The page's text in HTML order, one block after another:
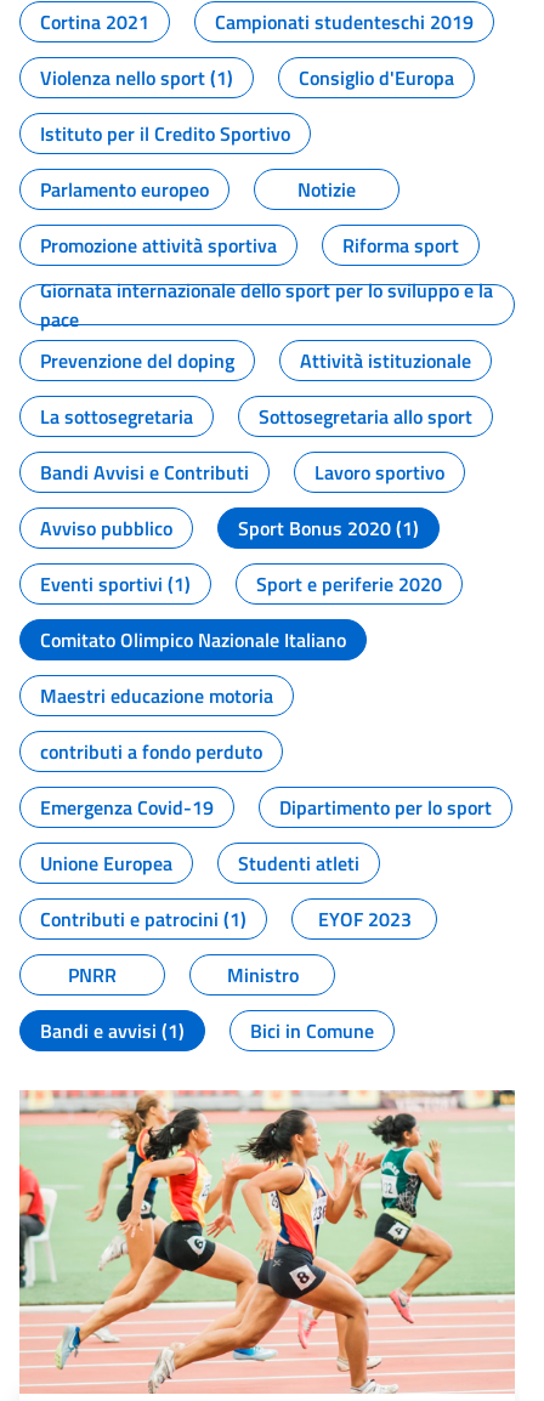
Cortina 2021
Campionati studenteschi 2019
Violenza nello sport (1)
Consiglio d'Europa
Istituto per il Credito Sportivo
Parlamento europeo
Notizie
Promozione attività sportiva
Riforma sport
Giornata internazionale dello sport per lo sviluppo e la
pace
Prevenzione del doping
Attività istituzionale
La sottosegretaria
Sottosegretaria allo sport
Bandi Avvisi e Contributi
Lavoro sportivo
Avviso pubblico
Sport Bonus 2020 (1)
Eventi sportivi (1)
Sport e periferie 2020
Comitato Olimpico Nazionale Italiano
Maestri educazione motoria
contributi a fondo perduto
Emergenza Covid-19
Dipartimento per lo sport
Unione Europea
Studenti atleti
Contributi e patrocini (1)
EYOF 2023
PNRR
Ministro
Bandi e avvisi (1)
Bici in Comune